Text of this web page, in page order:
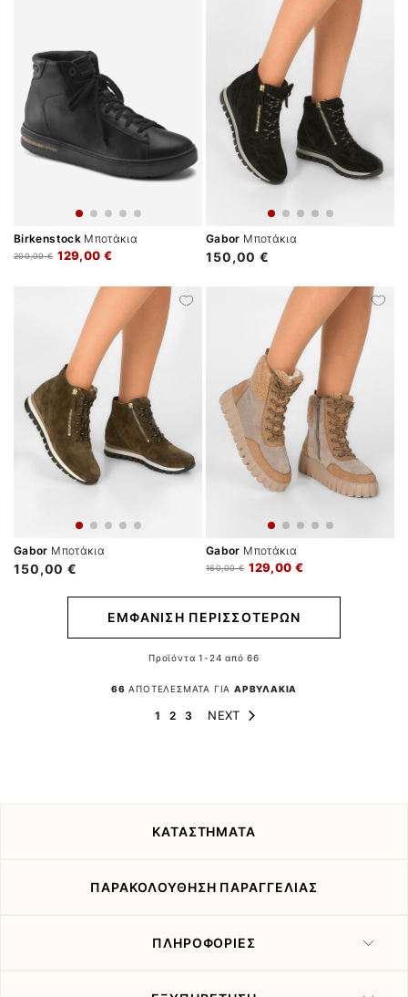
BirkenstockΜποτάκια
129,00 €
200,00 €
Gabor Μποτάκια
150,00 €
Gabor Μποτάκια
150,00 €
Gabor Μποτάκια
129,00 €
160,00 €
ΕΜΦΑΝΙΣΗ ΠΕΡΙΣΣΟΤΕΡΩΝ
Προϊόντα1-24 από66
66 ΑΠΟΤΕΛΕΣΜΑΤΑ ΓΙΑ ΑΡΒΥΛΑΚΙΑ
You're currently reading page
1 Page
2 Page
3 Page
NEXT
ΚΑΤΑΣΤΗΜΑΤΑ
ΠΑΡΑΚΟΛΟΥΘΗΣΗ ΠΑΡΑΓΓΕΛΙΑΣ
ΠΛΗΡΟΦΟΡΙΕΣ